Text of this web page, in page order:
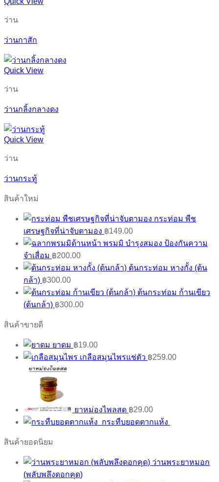
ว่าน
ว่านกาสัก
Quick View
ว่าน
ว่านกลิ้งกลางดง
Quick View
ว่าน
ว่านกระทู้
สินค้าใหม่
กระท่อม พืช
เศรษฐกิจที่น่าจับตามอง ฿149.00
พรมมิ บำรุงสมอง ป้องกันความ
จำเสื่อม ฿200.00
ต้นกระท่อม หางกั้ง (ต้น
กล้า) ฿300.00
ต้นกระท่อม ก้านเขียว
(ต้นกล้า) ฿300.00
สินค้าขายดี
ยาดม ฿19.00
เกลือสมุนไพรแช่ตัว ฿259.00
ยาหม่องไพลสด ฿29.00
กระทืบยอดตากแห้ง
สินค้ายอดนิยม
ว่านพระยาหมอก
(พลับพลึงดอกคุด)